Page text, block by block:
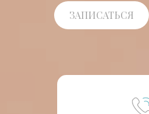
ЗАПИСАТЬСЯ